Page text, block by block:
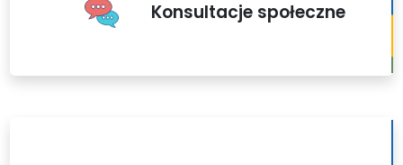
Konsultacje społeczne